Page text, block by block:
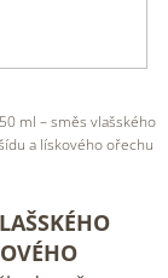
ml – směs vlašského
a lískového ořechu